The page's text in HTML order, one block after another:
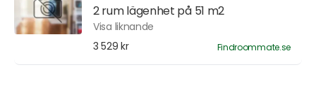
2 rum lägenhet på 51 m2
Visa liknande
3 529 kr
Findroommate.se